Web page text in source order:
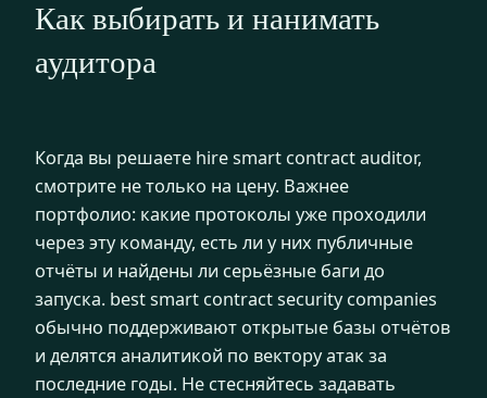
Как выбирать и нанимать
аудитора
Когда вы решаете hire smart contract auditor,
смотрите не только на цену. Важнее
портфолио: какие протоколы уже проходили
через эту команду, есть ли у них публичные
отчёты и найдены ли серьёзные баги до
запуска. best smart contract security companies
обычно поддерживают открытые базы отчётов
и делятся аналитикой по вектору атак за
последние годы. Не стесняйтесь задавать